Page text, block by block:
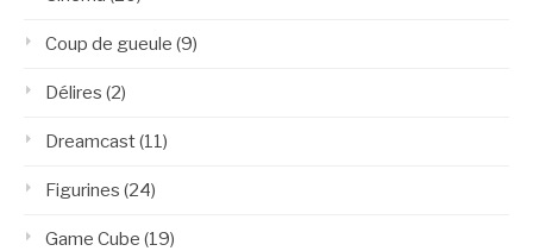
Coup de gueule (9)
Délires (2)
Dreamcast(11)
Figurines (24)
Game Cube (19)